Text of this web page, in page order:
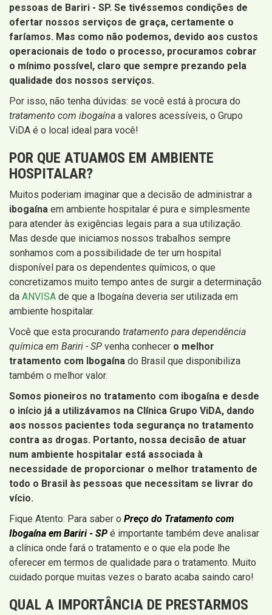
pessoas de Bariri - SP. Se tivéssemos condições de
ofertar nossos serviços de graça, certamente o
faríamos. Mas como não podemos, devido aos custos
operacionais de todo o processo, procuramos cobrar
o mínimo possível, claro que sempre prezando pela
qualidade dos nossos serviços.
Por isso, não tenha dúvidas: se você está à procura do
tratamento com ibogaína a valores acessíveis, o Grupo
ViDA é o local ideal para você!
POR QUE ATUAMOS EM AMBIENTE
HOSPITALAR?
Muitos poderiam imaginar que a decisão de administrar a
ibogaína em ambiente hospitalar é pura e simplesmente
para atender às exigências legais para a sua utilização.
Mas desde que iniciamos nossos trabalhos sempre
sonhamos com a possibilidade de ter um hospital
disponível para os dependentes químicos, o que
concretizamos muito tempo antes de surgir a determinação
da ANVISA de que a Ibogaína deveria ser utilizada em
ambiente hospitalar.
Você que esta procurando tratamento para dependência
química em Bariri - SP venha conhecer o melhor
tratamento com Ibogaína do Brasil que disponibiliza
também o melhor valor.
Somos pioneiros no tratamento com ibogaína e desde
o início já a utilizávamos na Clínica Grupo ViDA, dando
aos nossos pacientes toda segurança no tratamento
contra as drogas. Portanto, nossa decisão de atuar
num ambiente hospitalar está associada à
necessidade de proporcionar o melhor tratamento de
todo o Brasil às pessoas que necessitam se livrar do
vício.
Fique Atento: Para saber o Preço do Tratamento com
Ibogaína em Bariri - SP é importante também deve analisar
a clínica onde fará o tratamento e o que ela pode lhe
oferecer em termos de qualidade para o tratamento. Muito
cuidado porque muitas vezes o barato acaba saindo caro!
QUAL A IMPORTÂNCIA DE PRESTARMOS